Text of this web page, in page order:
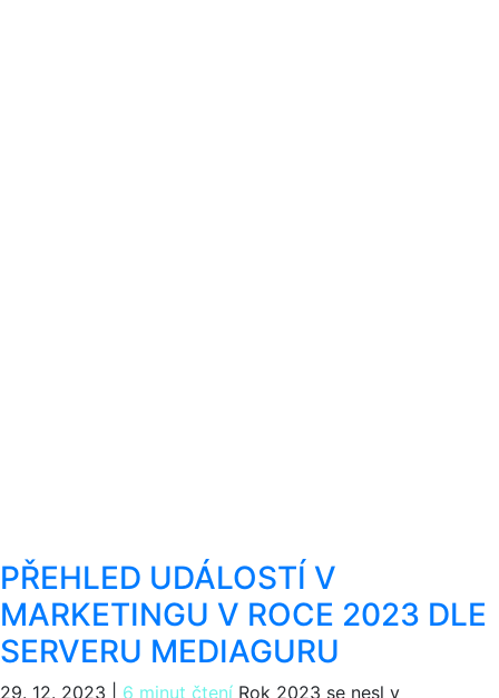
PŘEHLED UDÁLOSTÍ V
MARKETINGU V ROCE 2023 DLE
SERVERU MEDIAGURU
29. 12. 2023 6 minut čtení Rok 2023 se nesl v